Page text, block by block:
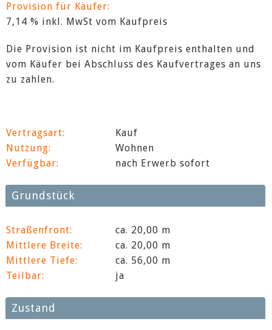
Provision für Käufer:
7,14 % inkl. MwSt vom Kaufpreis
Die Provision ist nicht im Kaufpreis enthalten und
vom Käufer bei Abschluss des Kaufvertrages an uns
zu zahlen.
Vertragsart:
Kauf
Nutzung:
Wohnen
Verfügbar:
nach Erwerb sofort
Grundstück
Straßenfront:
ca. 20,00 m
Mittlere Breite:
ca. 20,00 m
Mittlere Tiefe:
ca. 56,00 m
Teilbar:
ja
Zustand